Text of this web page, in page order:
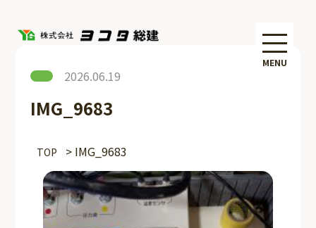
MENU
2026.06.19
IMG_9683
TOP > IMG_9683